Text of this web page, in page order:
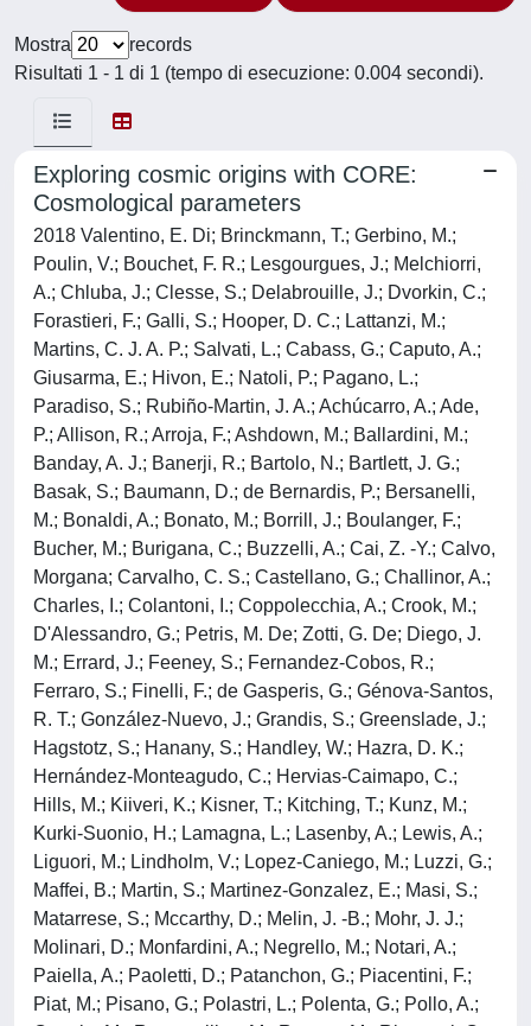
Mostra
records
Risultati 1 - 1 di 1 (tempo di esecuzione: 0.004 secondi).
Exploring cosmic origins with CORE:
Cosmological parameters
2018 Valentino, E. Di; Brinckmann, T.; Gerbino, M.;
Poulin, V.; Bouchet, F. R.; Lesgourgues, J.; Melchiorri,
A.; Chluba, J.; Clesse, S.; Delabrouille, J.; Dvorkin, C.;
Forastieri, F.; Galli, S.; Hooper, D. C.; Lattanzi, M.;
Martins, C. J. A. P.; Salvati, L.; Cabass, G.; Caputo, A.;
Giusarma, E.; Hivon, E.; Natoli, P.; Pagano, L.;
Paradiso, S.; Rubiño-Martin, J. A.; Achúcarro, A.; Ade,
P.; Allison, R.; Arroja, F.; Ashdown, M.; Ballardini, M.;
Banday, A. J.; Banerji, R.; Bartolo, N.; Bartlett, J. G.;
Basak, S.; Baumann, D.; de Bernardis, P.; Bersanelli,
M.; Bonaldi, A.; Bonato, M.; Borrill, J.; Boulanger, F.;
Bucher, M.; Burigana, C.; Buzzelli, A.; Cai, Z. -Y.; Calvo,
Morgana; Carvalho, C. S.; Castellano, G.; Challinor, A.;
Charles, I.; Colantoni, I.; Coppolecchia, A.; Crook, M.;
D'Alessandro, G.; Petris, M. De; Zotti, G. De; Diego, J.
M.; Errard, J.; Feeney, S.; Fernandez-Cobos, R.;
Ferraro, S.; Finelli, F.; de Gasperis, G.; Génova-Santos,
R. T.; González-Nuevo, J.; Grandis, S.; Greenslade, J.;
Hagstotz, S.; Hanany, S.; Handley, W.; Hazra, D. K.;
Hernández-Monteagudo, C.; Hervias-Caimapo, C.;
Hills, M.; Kiiveri, K.; Kisner, T.; Kitching, T.; Kunz, M.;
Kurki-Suonio, H.; Lamagna, L.; Lasenby, A.; Lewis, A.;
Liguori, M.; Lindholm, V.; Lopez-Caniego, M.; Luzzi, G.;
Maffei, B.; Martin, S.; Martinez-Gonzalez, E.; Masi, S.;
Matarrese, S.; Mccarthy, D.; Melin, J. -B.; Mohr, J. J.;
Molinari, D.; Monfardini, A.; Negrello, M.; Notari, A.;
Paiella, A.; Paoletti, D.; Patanchon, G.; Piacentini, F.;
Piat, M.; Pisano, G.; Polastri, L.; Polenta, G.; Pollo, A.;